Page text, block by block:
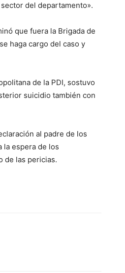
del departamento».
que fuera la Brigada de
haga cargo del caso y
de la PDI, sostuvo
suicidio también con
al padre de los
la espera de los
de las pericias.